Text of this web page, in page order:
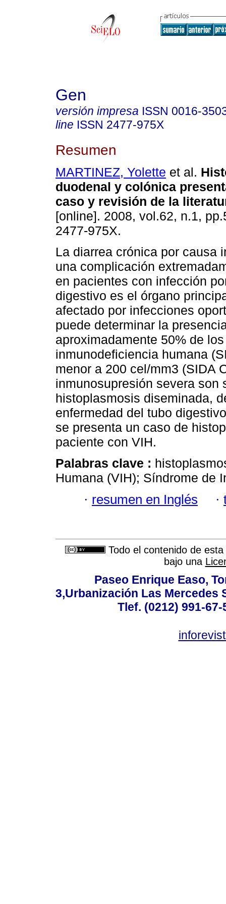
Gen
versión impresa ISSN 0016-
line ISSN 2477-975X
Resumen
MARTINEZ, Yolette et al.
duodenal y colónica
caso y revisión de la
[online]. 2008, vol.62, n.1,
2477-975X.
La diarrea crónica por causa
una complicación
en pacientes con infección
digestivo es el órgano
afectado por infecciones
puede determinar la
aproximadamente 50% de
inmunodeficiencia humana
menor a 200 cel/mm3 (SIDA
inmunosupresión severa son
histoplasmosis diseminada,
enfermedad del tubo
se presenta un caso de
paciente con VIH.
Palabras clave :
Humana (VIH); Síndrome de
· resumen en Inglés ·
Todo el contenido de
bajo una
Paseo Enrique Easo,
3,Urbanización Las Mercedes
Tlef. (0212) 991-